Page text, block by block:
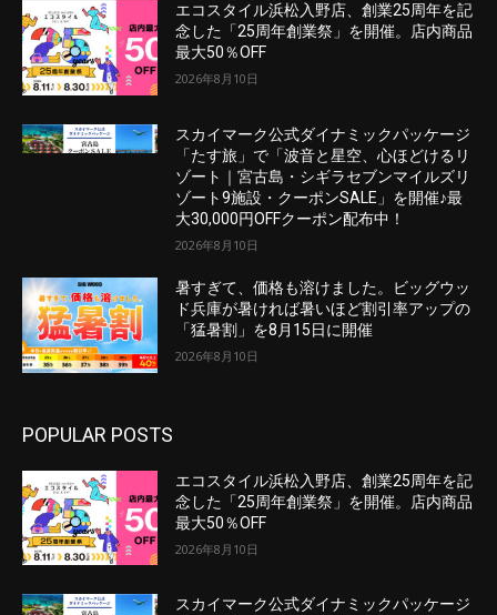
エコスタイル浜松入野店、創業25周年を記
念した「25周年創業祭」を開催。店内商品
最大50％OFF
2026年8月10日
スカイマーク公式ダイナミックパッケージ
「たす旅」で「波音と星空、心ほどけるリ
ゾート｜宮古島・シギラセブンマイルズリ
ゾート9施設・クーポンSALE」を開催♪最
大30,000円OFFクーポン配布中！
2026年8月10日
暑すぎて、価格も溶けました。ビッグウッ
ド兵庫が暑ければ暑いほど割引率アップの
「猛暑割」を8月15日に開催
2026年8月10日
POPULAR POSTS
エコスタイル浜松入野店、創業25周年を記
念した「25周年創業祭」を開催。店内商品
最大50％OFF
2026年8月10日
スカイマーク公式ダイナミックパッケージ